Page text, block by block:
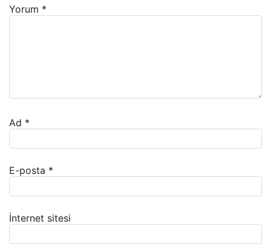
Yorum *
Ad *
E-posta *
İnternet sitesi